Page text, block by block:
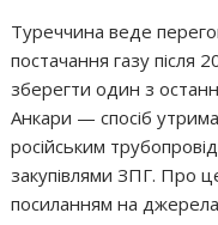
Туреччина веде
постачання газу
зберегти один з
Анкари — спосіб
російським
закупівлями ЗПГ. Про
посиланням на